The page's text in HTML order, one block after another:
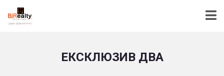
ЕКСКЛЮЗИВ ДВА